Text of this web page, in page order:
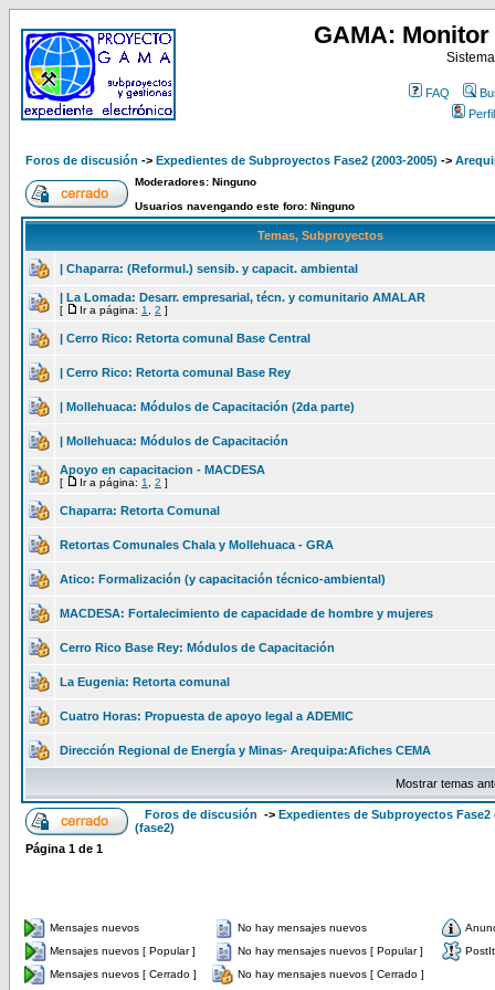
GAMA:
FAQ
Perfil
Foros de discusión -> Expedientes de Subproyectos Fase2 (2003-2005) ->
Moderadores: Ninguno
Usuarios navengando este foro: Ninguno
Temas, Subproyectos
| Chaparra: (Reformul.) sensib. y capacit. ambiental
| La Lomada: Desarr. empresarial, técn. y comunitario AMALAR
[ Ir a página: 1 2 ]
| Cerro Rico: Retorta comunal Base Central
| Cerro Rico: Retorta comunal Base Rey
| Mollehuaca: Módulos de Capacitación (2da parte)
| Mollehuaca: Módulos de Capacitación
Apoyo en capacitacion - MACDESA
[ Ir a página: 1 2 ]
Chaparra: Retorta Comunal
Retortas Comunales Chala y Mollehuaca - GRA
Atico: Formalización (y capacitación técnico-ambiental)
MACDESA: Fortalecimiento de capacidade de hombre y mujeres
Cerro Rico Base Rey: Módulos de Capacitación
La Eugenia: Retorta comunal
Cuatro Horas: Propuesta de apoyo legal a ADEMIC
Dirección Regional de Energía y Minas- Arequipa:Afiches CEMA
Mostrar temas
Foros de discusión -> Expedientes de Subproyectos Fase2
(fase2)
Página 1 de 1
Mensajes nuevos No hay mensajes nuevos
Mensajes nuevos [ Popular ]
No hay mensajes nuevos [ Popular ]
PostIt
Mensajes nuevos [ Cerrado ]
No hay mensajes nuevos [ Cerrado ]